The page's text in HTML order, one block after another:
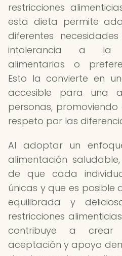
restricciones
esta dieta permite
diferentes
intolerancia a la
alimentarias o
Esto la convierte en
accesible para una
personas,
respeto por las
Al adoptar un
alimentación
de que cada
únicas y que es posible
equilibrada y
restricciones
contribuye a
aceptación y apoyo